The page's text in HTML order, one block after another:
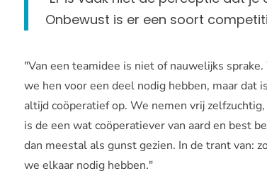
Onbewust is er een soort
"Van een teamidee is niet of nauwelijks
we hen voor een deel nodig hebben, maar
altijd coöperatief op. We nemen vrij
is de een wat coöperatiever van aard en best
dan meestal als gunst gezien. In de trant van:
we elkaar nodig hebben."